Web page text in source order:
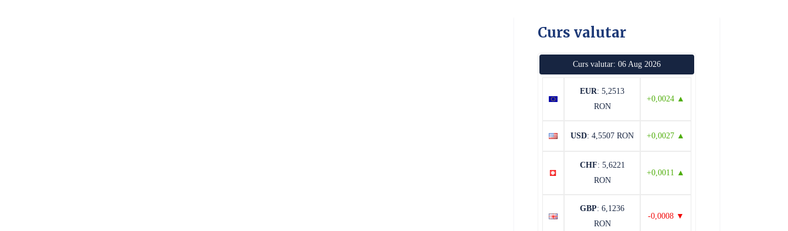
Curs valutar
Curs valutar: 06 Aug 2026
EUR: 5,2513
RON
+0,0024 ▲
USD: 4,5507 RON +0,0027 ▲
CHF: 5,6221
RON
+0,0011 ▲
GBP: 6,1236
RON
-0,0008 ▼